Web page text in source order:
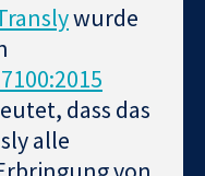
wurde
dass das
alle